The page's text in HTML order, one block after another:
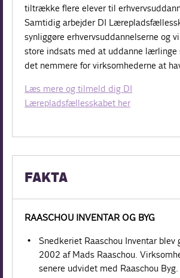
tiltrække flere elever til
Samtidig arbejder DI
synliggøre erhvervsuddannelserne og
store indsats med at uddanne lærlinge
det nemmere for virksomhederne at
Læs mere og tilmeld dig DI
Lærepladsfællesskabet her
FAKTA
RAASCHOU INVENTAR OG BYG
Snedkeriet Raaschou Inventar blev
2002 af Mads Raaschou.
senere udvidet med Raaschou Byg.